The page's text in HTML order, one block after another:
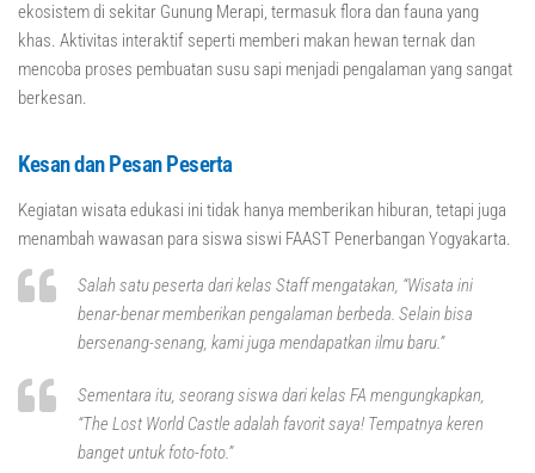
ekosistem di sekitar Gunung Merapi, termasuk flora dan fauna yang
khas. Aktivitas interaktif seperti memberi makan hewan ternak dan
mencoba proses pembuatan susu sapi menjadi pengalaman yang sangat
berkesan.
Kesan dan Pesan Peserta
Kegiatan wisata edukasi ini tidak hanya memberikan hiburan, tetapi juga
menambah wawasan para siswa siswi FAAST Penerbangan Yogyakarta.
Salah satu peserta dari kelas Staff mengatakan, “Wisata ini
benar-benar memberikan pengalaman berbeda. Selain bisa
bersenang-senang, kami juga mendapatkan ilmu baru.”
Sementara itu, seorang siswa dari kelas FA mengungkapkan,
“The Lost World Castle adalah favorit saya! Tempatnya keren
banget untuk foto-foto.”